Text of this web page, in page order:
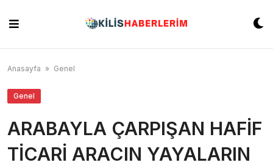
content
Anasayfa » Genel
Genel
ARABAYLA ÇARPIŞAN HAFİF
TİCARİ ARACIN YAYALARIN